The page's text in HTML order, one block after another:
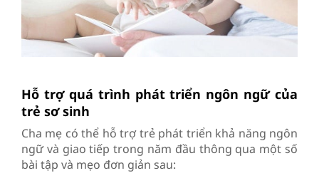
Hỗ trợ quá trình phát triển ngôn ngữ của
trẻ sơ sinh
Cha mẹ có thể hỗ trợ trẻ phát triển khả năng ngôn
ngữ và giao tiếp trong năm đầu thông qua một số
bài tập và mẹo đơn giản sau: